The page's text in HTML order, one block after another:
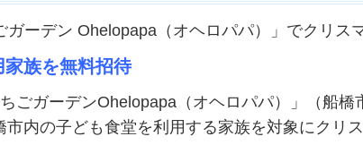
ガーデン Ohelopapa（オヘロパパ）」でクリス
族を無料招待
ごガーデンOhelopapa（オヘロパパ）」（船橋
内の子ども食堂を利用する家族を対象にクリ